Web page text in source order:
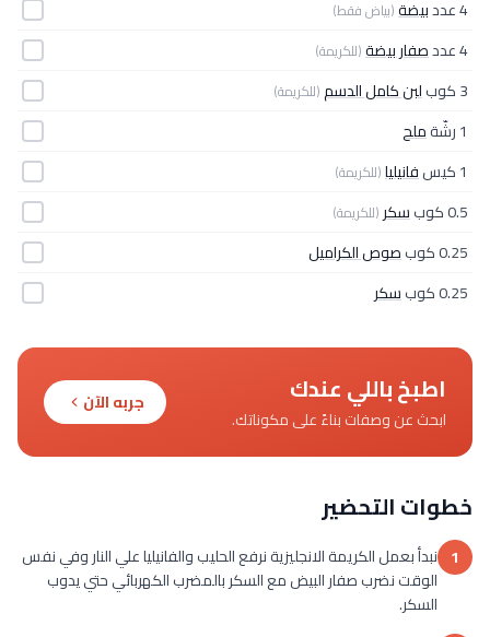
4 عدد بيضة(بياض فقط)
4 عدد صفار بيضة(للكريمة)
3 كوب لبن كامل الدسم(للكريمة)
1 رشّة
ملح
1 كيس
فانيليا(للكريمة)
0.5 كوب سكر(للكريمة)
0.25 كوب
صوص الكراميل
0.25 كوب
سكر
اطبخ باللي عندك
ابحث عن وصفات بناءً على مكوناتك.
جربه الآن
خطوات التحضير
1 نبدأ بعمل الكريمة الانجليزية نرفع الحليب والفانيليا علي النار وفي نفس
الوقت نضرب صفار البيض مع السكر بالمضرب الكهربائي حتي يدوب
السكر.